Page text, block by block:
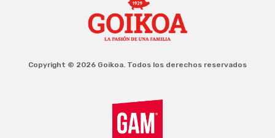
Copyright © 2026 Goikoa. Todos los derechos reservados